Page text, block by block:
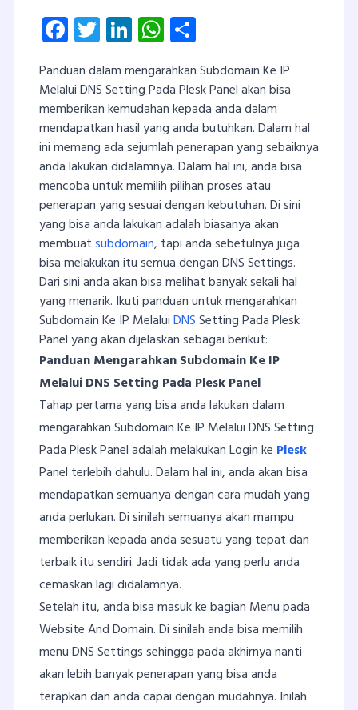
Facebook
Twitter
LinkedInWhatsApp
Panduan dalam mengarahkan Subdomain Ke IP
Melalui DNS Setting Pada Plesk Panel akan bisa
memberikan kemudahan kepada anda dalam
mendapatkan hasil yang anda butuhkan. Dalam hal
ini memang ada sejumlah penerapan yang sebaiknya
anda lakukan didalamnya. Dalam hal ini, anda bisa
mencoba untuk memilih pilihan proses atau
penerapan yang sesuai dengan kebutuhan. Di sini
yang bisa anda lakukan adalah biasanya akan
membuatsubdomain, tapi anda sebetulnya juga
bisa melakukan itu semua dengan DNS Settings.
Dari sini anda akan bisa melihat banyak sekali hal
yang menarik. Ikuti panduan untuk mengarahkan
Subdomain Ke IP MelaluiDNSSetting Pada Plesk
Panel yang akan dijelaskan sebagai berikut:
Panduan Mengarahkan Subdomain Ke IP
Melalui DNS Setting Pada Plesk Panel
Tahap pertama yang bisa anda lakukan dalam
mengarahkan Subdomain Ke IP Melalui DNS Setting
Pada Plesk Panel adalah melakukan Login ke Plesk
Panel terlebih dahulu. Dalam hal ini, anda akan bisa
mendapatkan semuanya dengan cara mudah yang
anda perlukan. Di sinilah semuanya akan mampu
memberikan kepada anda sesuatu yang tepat dan
terbaik itu sendiri. Jadi tidak ada yang perlu anda
cemaskan lagi didalamnya.
Setelah itu, anda bisa masuk ke bagian Menu pada
Website And Domain. Di sinilah anda bisa memilih
menu DNS Settings sehingga pada akhirnya nanti
akan lebih banyak penerapan yang bisa anda
terapkan dan anda capai dengan mudahnya. Inilah